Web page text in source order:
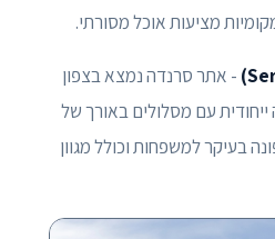
מציעות אוכל מסורתי.
- אתר סרנדה נמצא בצפון
ייחודית עם מסלולים באורך של
בעיקר למשפחות וכולל מגוון